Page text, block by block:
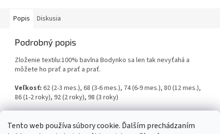
Tento web používa súbory cookie. Ďalším prechádzaním
Popis Diskusia
Podrobný popis
Zloženie textilu:100% bavlna Bodynko sa len tak nevyťahá a
môžete ho prať a prať a prať.
Veľkosť: 62 (2-3 mes.), 68 (3-6 mes.), 74 (6-9 mes.), 80 (12 mes.),
86 (1-2 roky), 92 (2 roky), 98 (3 roky)